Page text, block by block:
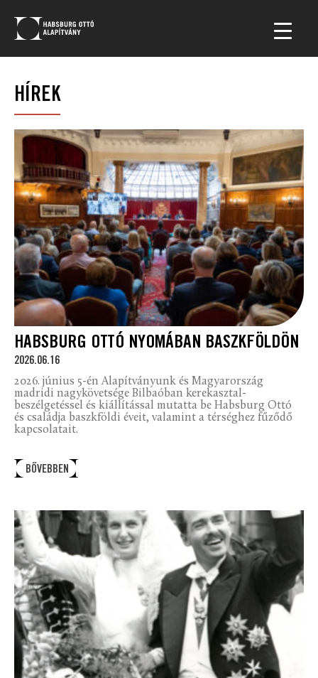
HÍREK
HABSBURG OTTÓ NYOMÁBAN BASZKFÖLDÖN
2026.06.16
2026. június 5-én Alapítványunk és Magyarország
madridi nagykövetsége Bilbaóban kerekasztal-
beszélgetéssel és kiállítással mutatta be Habsburg Ottó
és családja baszkföldi éveit, valamint a térséghez fűződő
kapcsolatait.
BŐVEBBEN